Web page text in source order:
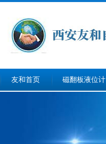
友和首页 磁翻板液位计